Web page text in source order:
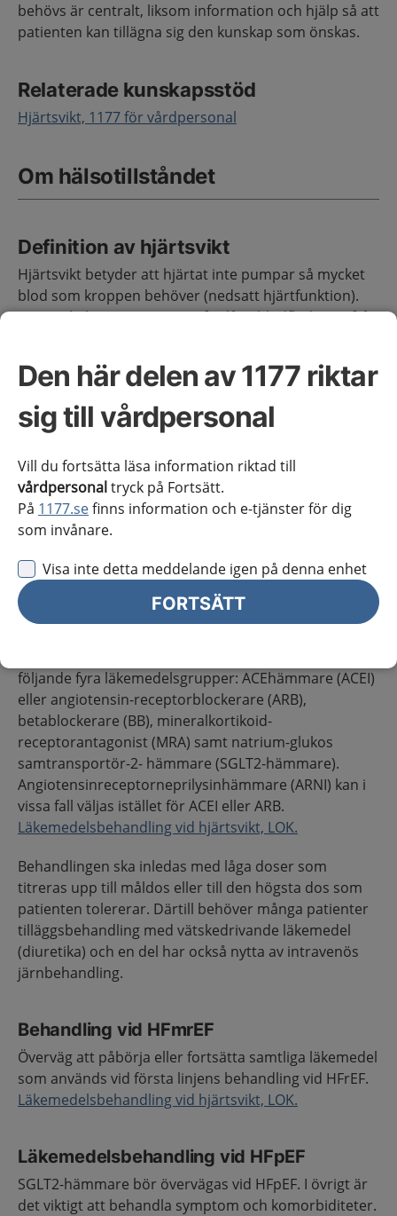
Den här delen av 1177 riktar
sig till vårdpersonal
Vill du fortsätta läsa information riktad till
vårdpersonaltryck på Fortsätt.
På 1177.sefinns information och e-tjänster för dig
som invånare.
Visa inte detta meddelande igen på denna enhet
FORTSÄTT
behövs är centralt, liksom information och hjälp så att
patienten kan tillägna sig den kunskap som önskas.
Relaterade kunskapsstöd
Hjärtsvikt, 1177 för vårdpersonal
Om hälsotillståndet
Definition av hjärtsvikt
Hjärtsvikt betyder att hjärtat inte pumpar så mycket
blod som kroppen behöver (nedsatt hjärtfunktion).
Hjärtsvikt kan yttra sig som för låga blodflöden ut från
blodstockning bakåt från en av eller båda
hjärthalvorna (förhöjda fyllnadstryck). Det kan också
vara en kombination av dessa problem.
Definition av åtgärder
I avsnittet Vårdförloppets åtgärder används
begreppen första linjens behandling, andra linjens
behandling, hjärtsviktsmottagning och fysisk träning
nedan.
Första linjens behandling vid HFrEF
följande fyra läkemedelsgrupper: ACEhämmare (ACEI)
eller angiotensin-receptorblockerare (ARB),
betablockerare (BB), mineralkortikoid-
receptorantagonist (MRA) samt natrium-glukos
samtransportör-2- hämmare (SGLT2-hämmare).
Angiotensinreceptorneprilysinhämmare (ARNI) kan i
vissa fall väljas istället för ACEI eller ARB.
Läkemedelsbehandling vid hjärtsvikt, LOK.
Behandlingen ska inledas med låga doser som
titreras upp till måldos eller till den högsta dos som
patienten tolererar. Därtill behöver många patienter
tilläggsbehandling med vätskedrivande läkemedel
(diuretika) och en del har också nytta av intravenös
järnbehandling.
Behandling vid HFmrEF
Överväg att påbörja eller fortsätta samtliga läkemedel
som används vid första linjens behandling vid HFrEF.
Läkemedelsbehandling vid hjärtsvikt, LOK.
Läkemedelsbehandling vid HFpEF
SGLT2-hämmare bör övervägas vid HFpEF. I övrigt är
det viktigt att behandla symptom och komorbiditeter.